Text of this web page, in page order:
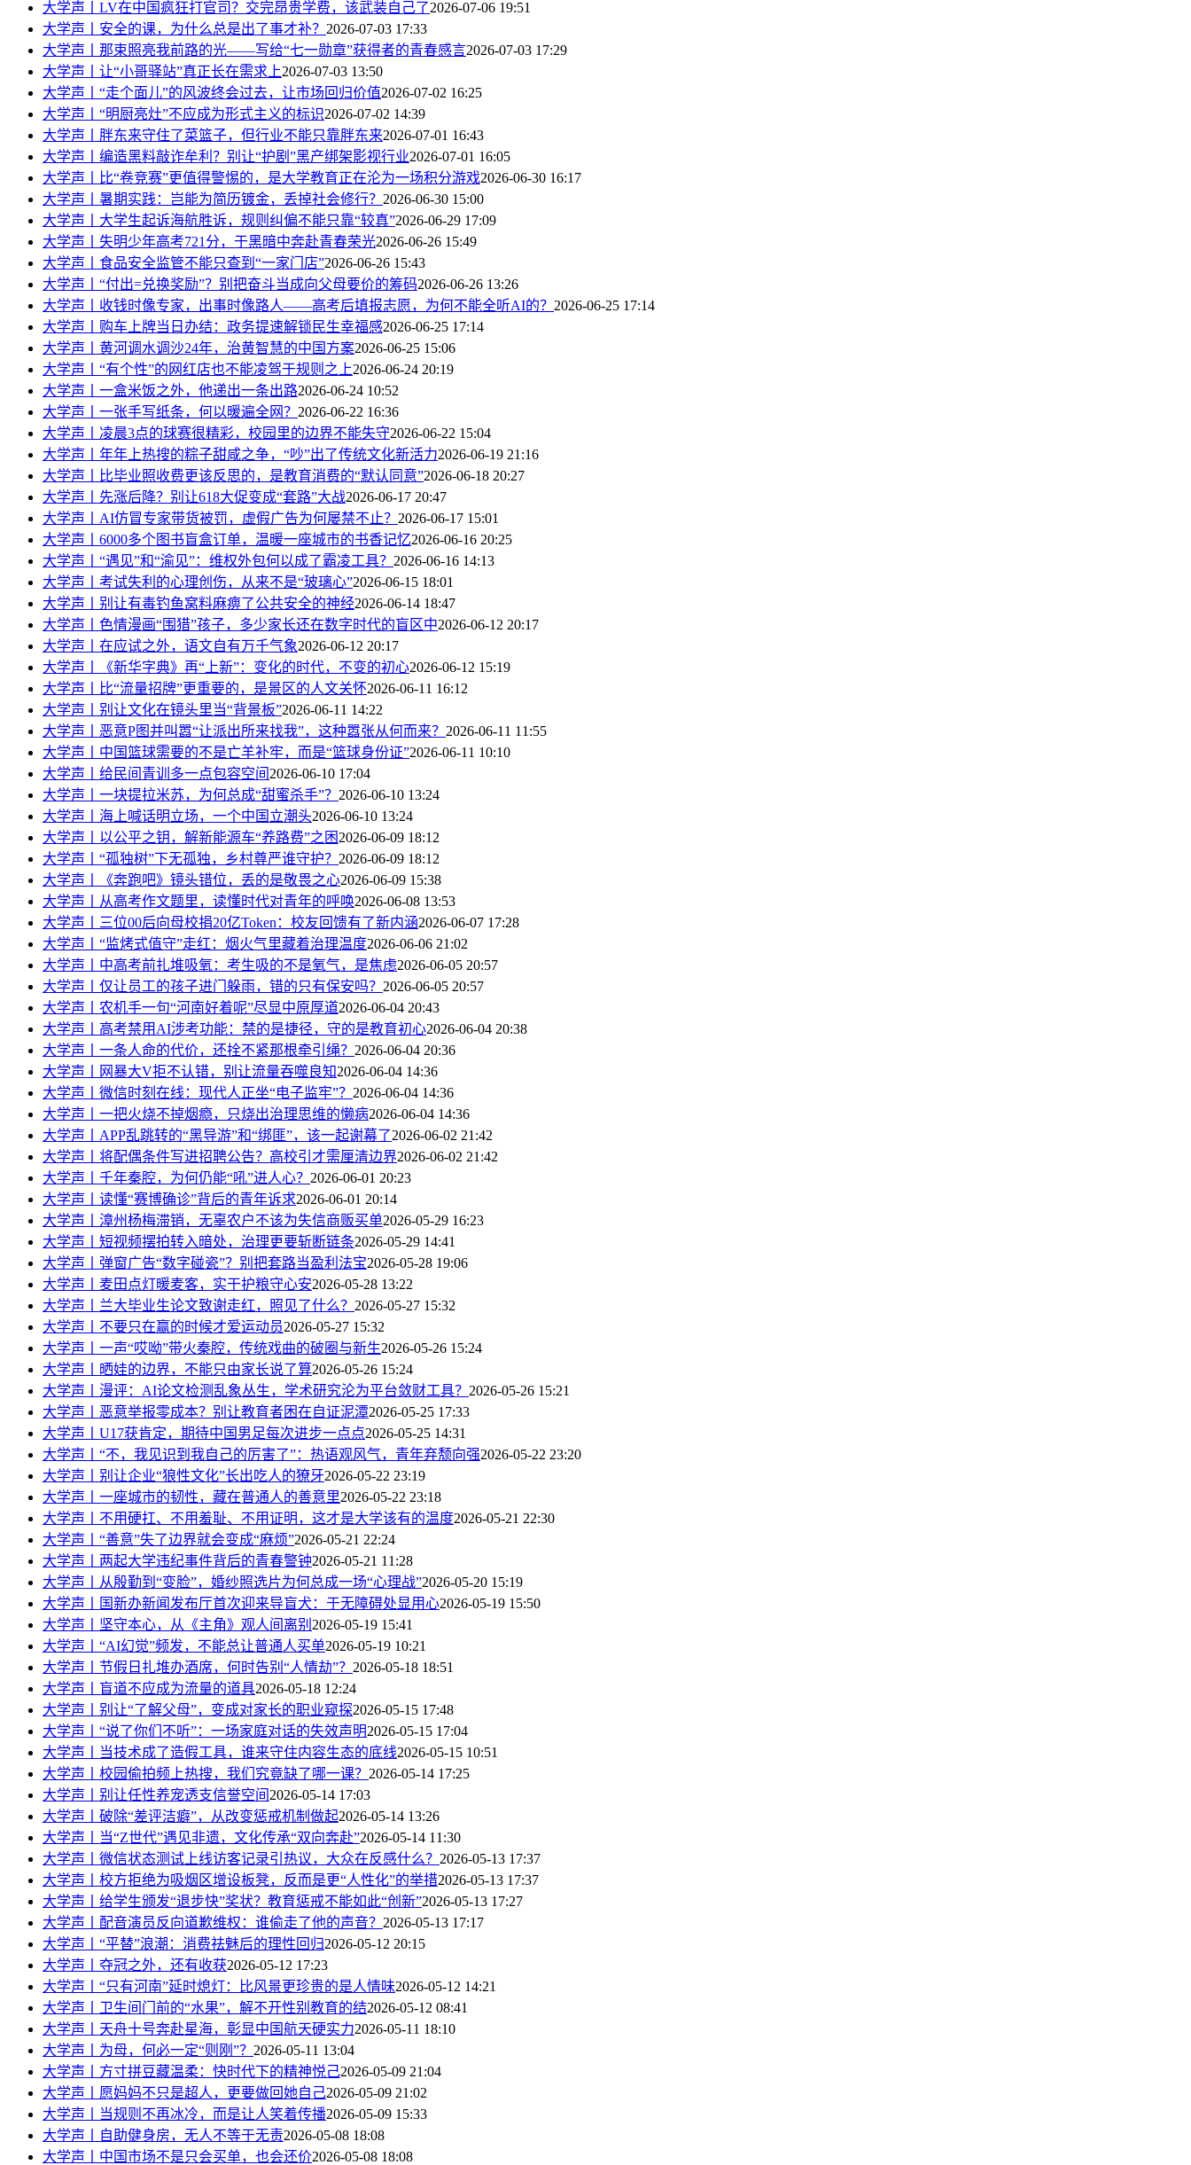
大学声丨LV在中国疯狂打官司？交完昂贵学费，该武装自己了2026-07-06 19:51
大学声丨安全的课，为什么总是出了事才补？ 2026-07-03 17:33
大学声丨那束照亮我前路的光——写给“七一勋章”获得者的青春感言2026-07-03 17:29
大学声丨让“小哥驿站”真正长在需求上2026-07-03 13:50
大学声丨“走个面儿”的风波终会过去，让市场回归价值2026-07-02 16:25
大学声丨​“明厨亮灶”不应成为形式主义的标识2026-07-02 14:39
大学声丨胖东来守住了菜篮子，但行业不能只靠胖东来2026-07-01 16:43
大学声丨编造黑料敲诈牟利？别让“护剧”黑产绑架影视行业2026-07-01 16:05
大学声丨比“卷竞赛”更值得警惕的，是大学教育正在沦为一场积分游戏2026-06-30 16:17
大学声丨暑期实践：岂能为简历镀金，丢掉社会修行？ 2026-06-30 15:00
大学声丨大学生起诉海航胜诉，规则纠偏不能只靠“较真”2026-06-29 17:09
大学声丨失明少年高考721分，于黑暗中奔赴青春荣光2026-06-26 15:49
大学声丨食品安全监管不能只查到“一家门店”2026-06-26 15:43
大学声丨“付出=兑换奖励”？别把奋斗当成向父母要价的筹码2026-06-26 13:26
大学声丨收钱时像专家，出事时像路人——高考后填报志愿，为何不能全听AI的？ 2026-06-25 17:14
大学声丨购车上牌当日办结：政务提速解锁民生幸福感2026-06-25 17:14
大学声丨黄河调水调沙24年，治黄智慧的中国方案2026-06-25 15:06
大学声丨“有个性”的网红店也不能凌驾于规则之上2026-06-24 20:19
大学声丨一盒米饭之外，他递出一条出路2026-06-24 10:52
大学声丨一张手写纸条，何以暖遍全网？ 2026-06-22 16:36
大学声丨凌晨3点的球赛很精彩，校园里的边界不能失守2026-06-22 15:04
大学声丨年年上热搜的粽子甜咸之争，“吵”出了传统文化新活力2026-06-19 21:16
大学声丨比毕业照收费更该反思的，是教育消费的“默认同意”2026-06-18 20:27
大学声丨先涨后降？别让618大促变成“套路”大战2026-06-17 20:47
大学声丨AI仿冒专家带货被罚，虚假广告为何屡禁不止？ 2026-06-17 15:01
大学声丨6000多个图书盲盒订单，温暖一座城市的书香记忆2026-06-16 20:25
大学声丨“遇见”和“渝见”：维权外包何以成了霸凌工具？ 2026-06-16 14:13
大学声丨考试失利的心理创伤，从来不是“玻璃心”2026-06-15 18:01
大学声丨别让有毒钓鱼窝料麻痹了公共安全的神经2026-06-14 18:47
大学声丨​色情漫画“围猎”孩子，多少家长还在数字时代的盲区中2026-06-12 20:17
大学声丨在应试之外，语文自有万千气象2026-06-12 20:17
大学声丨《新华字典》再“上新”：变化的时代，不变的初心2026-06-12 15:19
大学声丨比“流量招牌”更重要的，是景区的人文关怀2026-06-11 16:12
大学声丨别让文化在镜头里当“背景板”2026-06-11 14:22
大学声丨恶意P图并叫嚣“让派出所来找我”，这种嚣张从何而来？ 2026-06-11 11:55
大学声丨中国篮球需要的不是亡羊补牢，而是“篮球身份证”2026-06-11 10:10
大学声丨给民间青训多一点包容空间 2026-06-10 17:04
大学声丨一块提拉米苏，为何总成“甜蜜杀手”？ 2026-06-10 13:24
大学声丨海上喊话明立场，一个中国立潮头2026-06-10 13:24
大学声丨以公平之钥，解新能源车“养路费”之困 2026-06-09 18:12
大学声丨“孤独树”下无孤独，乡村尊严谁守护？ 2026-06-09 18:12
大学声丨​《奔跑吧》镜头错位，丢的是敬畏之心2026-06-09 15:38
大学声丨从高考作文题里，读懂时代对青年的呼唤2026-06-08 13:53
大学声丨三位00后向母校捐20亿Token：校友回馈有了新内涵2026-06-07 17:28
大学声丨“监烤式值守”走红：烟火气里藏着治理温度2026-06-06 21:02
大学声丨中高考前扎堆吸氧：考生吸的不是氧气，是焦虑2026-06-05 20:57
大学声丨仅让员工的孩子进门躲雨，错的只有保安吗？ 2026-06-05 20:57
大学声丨农机手一句“河南好着呢”尽显中原厚道2026-06-04 20:43
大学声丨高考禁用AI涉考功能：禁的是捷径，守的是教育初心2026-06-04 20:38
大学声丨一条人命的代价，还拴不紧那根牵引绳？ 2026-06-04 20:36
大学声丨网暴大V拒不认错，别让流量吞噬良知2026-06-04 14:36
大学声丨微信时刻在线：现代人正坐“电子监牢”？ 2026-06-04 14:36
大学声丨一把火烧不掉烟瘾，只烧出治理思维的懒病2026-06-04 14:36
大学声丨APP乱跳转的“黑导游”和“绑匪”，该一起谢幕了2026-06-02 21:42
大学声丨将配偶条件写进招聘公告？高校引才需厘清边界2026-06-02 21:42
大学声丨千年秦腔，为何仍能“吼”进人心？ 2026-06-01 20:23
大学声丨读懂“赛博确诊”背后的青年诉求2026-06-01 20:14
大学声丨漳州杨梅滞销，无辜农户不该为失信商贩买单2026-05-29 16:23
大学声丨短视频摆拍转入暗处，治理更要斩断链条2026-05-29 14:41
大学声丨弹窗广告“数字碰瓷”？别把套路当盈利法宝2026-05-28 19:06
大学声丨麦田点灯暖麦客，实干护粮守心安2026-05-28 13:22
大学声丨兰大毕业生论文致谢走红，照见了什么？ 2026-05-27 15:32
大学声丨不要只在赢的时候才爱运动员2026-05-27 15:32
大学声丨一声“哎呦”带火秦腔，传统戏曲的破圈与新生2026-05-26 15:24
大学声丨晒娃的边界，不能只由家长说了算2026-05-26 15:24
大学声丨漫评：AI论文检测乱象丛生，学术研究沦为平台敛财工具？ 2026-05-26 15:21
大学声丨恶意举报零成本？别让教育者困在自证泥潭2026-05-25 17:33
大学声丨U17获肯定，期待中国男足每次进步一点点2026-05-25 14:31
大学声丨“不，我见识到我自己的厉害了”：热语观风气，青年弃颓向强2026-05-22 23:20
大学声丨别让企业“狼性文化”长出吃人的獠牙2026-05-22 23:19
大学声丨一座城市的韧性，藏在普通人的善意里2026-05-22 23:18
大学声丨不用硬扛、不用羞耻、不用证明，这才是大学该有的温度2026-05-21 22:30
大学声丨“善意”失了边界就会变成“麻烦”2026-05-21 22:24
大学声丨两起大学违纪事件背后的青春警钟2026-05-21 11:28
大学声丨从殷勤到“变脸”，婚纱照选片为何总成一场“心理战”2026-05-20 15:19
大学声丨国新办新闻发布厅首次迎来导盲犬：于无障碍处显用心2026-05-19 15:50
大学声丨坚守本心，从《主角》观人间离别 2026-05-19 15:41
大学声丨“AI幻觉”频发，不能总让普通人买单2026-05-19 10:21
大学声丨节假日扎堆办酒席，何时告别“人情劫”？ 2026-05-18 18:51
大学声丨盲道不应成为流量的道具2026-05-18 12:24
大学声丨别让“了解父母”，变成对家长的职业窥探2026-05-15 17:48
大学声丨“说了你们不听”：一场家庭对话的失效声明2026-05-15 17:04
大学声丨当技术成了造假工具，谁来守住内容生态的底线2026-05-15 10:51
大学声丨校园偷拍频上热搜，我们究竟缺了哪一课？ 2026-05-14 17:25
大学声丨别让任性养宠透支信誉空间 2026-05-14 17:03
大学声丨破除“差评洁癖”，从改变惩戒机制做起2026-05-14 13:26
大学声丨当“Z世代”遇见非遗，文化传承“双向奔赴”2026-05-14 11:30
大学声丨微信状态测试上线访客记录引热议，大众在反感什么？ 2026-05-13 17:37
大学声丨校方拒绝为吸烟区增设板凳，反而是更“人性化”的举措2026-05-13 17:37
大学声丨给学生颁发“退步快”奖状？教育惩戒不能如此“创新”2026-05-13 17:27
大学声丨配音演员反向道歉维权：谁偷走了他的声音？ 2026-05-13 17:17
大学声丨“平替”浪潮：消费祛魅后的理性回归2026-05-12 20:15
大学声丨夺冠之外，还有收获2026-05-12 17:23
大学声丨“只有河南”延时熄灯：比风景更珍贵的是人情味2026-05-12 14:21
大学声丨卫生间门前的“水果”，解不开性别教育的结2026-05-12 08:41
大学声丨天舟十号奔赴星海，彰显中国航天硬实力2026-05-11 18:10
大学声丨为母，何必一定“则刚”？ 2026-05-11 13:04
大学声丨方寸拼豆藏温柔：快时代下的精神悦己2026-05-09 21:04
大学声丨愿妈妈不只是超人，更要做回她自己2026-05-09 21:02
大学声丨当规则不再冰冷，而是让人笑着传播2026-05-09 15:33
大学声丨自助健身房，无人不等于无责2026-05-08 18:08
大学声丨中国市场不是只会买单，也会还价2026-05-08 18:08